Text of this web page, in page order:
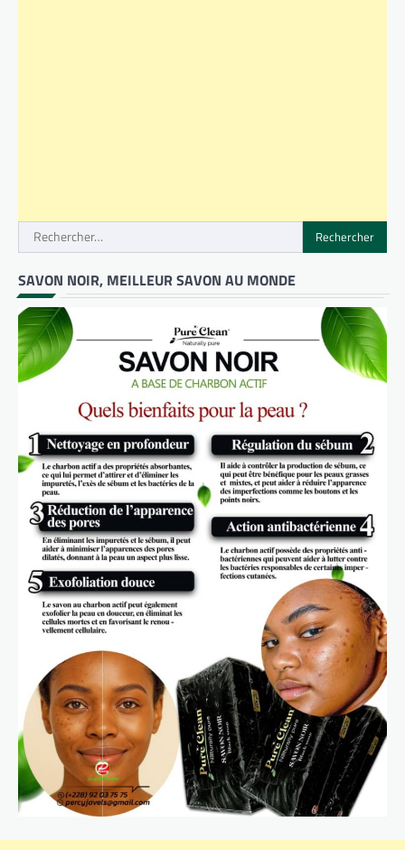
Rechercher :
SAVON NOIR, MEILLEUR SAVON AU MONDE